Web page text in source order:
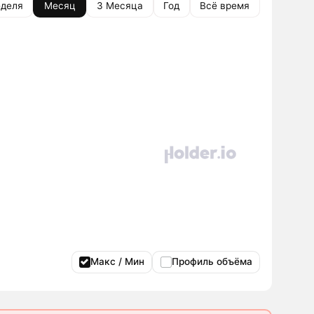
Месяц 3 Месяца Год Всё время
Макс / Мин Профиль объёма